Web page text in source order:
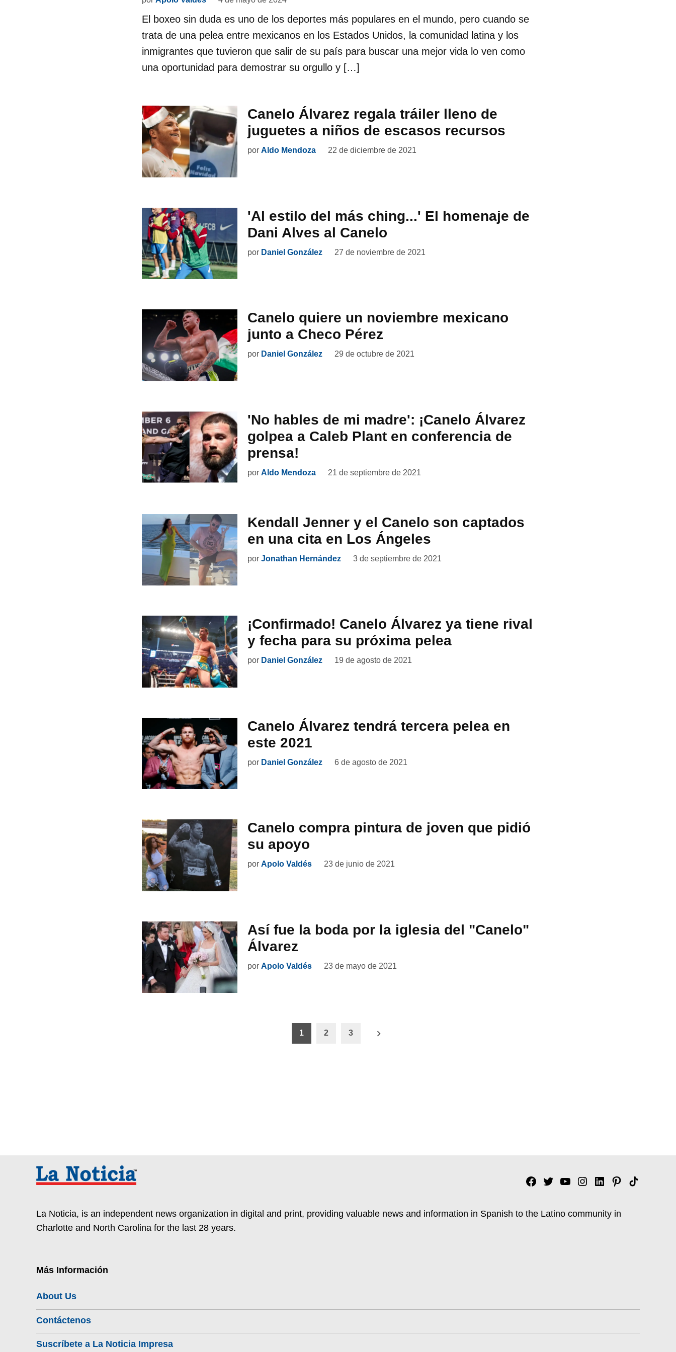
El boxeo sin duda es uno de los deportes más populares en el mundo, pero cuando se
trata de una pelea entre mexicanos en los Estados Unidos, la comunidad latina y los
inmigrantes que tuvieron que salir de su país para buscar una mejor vida lo ven como
una oportunidad para demostrar su orgullo y […]
Canelo Álvarez regala tráiler lleno de
juguetes a niños de escasos recursos
por Aldo Mendoza 22 de diciembre de 2021
'Al estilo del más ching...' El homenaje de
Dani Alves al Canelo
por Daniel González 27 de noviembre de 2021
Canelo quiere un noviembre mexicano
junto a Checo Pérez
por Daniel González 29 de octubre de 2021
'No hables de mi madre': ¡Canelo Álvarez
golpea a Caleb Plant en conferencia de
prensa!
por Aldo Mendoza 21 de septiembre de 2021
Kendall Jenner y el Canelo son captados
en una cita en Los Ángeles
por Jonathan Hernández 3 de septiembre de 2021
¡Confirmado! Canelo Álvarez ya tiene rival
y fecha para su próxima pelea
por Daniel González 19 de agosto de 2021
Canelo Álvarez tendrá tercera pelea en
este 2021
por Daniel González 6 de agosto de 2021
Canelo compra pintura de joven que pidió
su apoyo
por Apolo Valdés 23 de junio de 2021
Así fue la boda por la iglesia del "Canelo"
Álvarez
por Apolo Valdés 23 de mayo de 2021
1 2 3
Facebook
TwitterYouTubeInstagram
Linkedin
Pinterest
Tik
La Noticia, is an independent news organization in digital and print, providing valuable news and information in Spanish to the Latino community in
Charlotte and North Carolina for the last 28 years.
Más Información
About Us
Contáctenos
Suscríbete a La Noticia Impresa